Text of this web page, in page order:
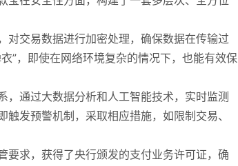
对交易数据进行加密处理，确保数据在传输过
”，即使在网络环境复杂的情况下，也能有效保
通过大数据分析和人工智能技术，实时监测
发预警机制，采取相应措施，如限制交易、
要求，获得了央行颁发的支付业务许可证，确